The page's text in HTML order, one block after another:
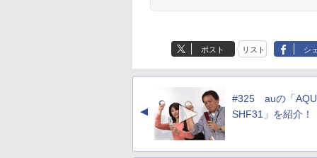
ポスト リスト シ
▲
#325 auの「
SHF31」を紹介！